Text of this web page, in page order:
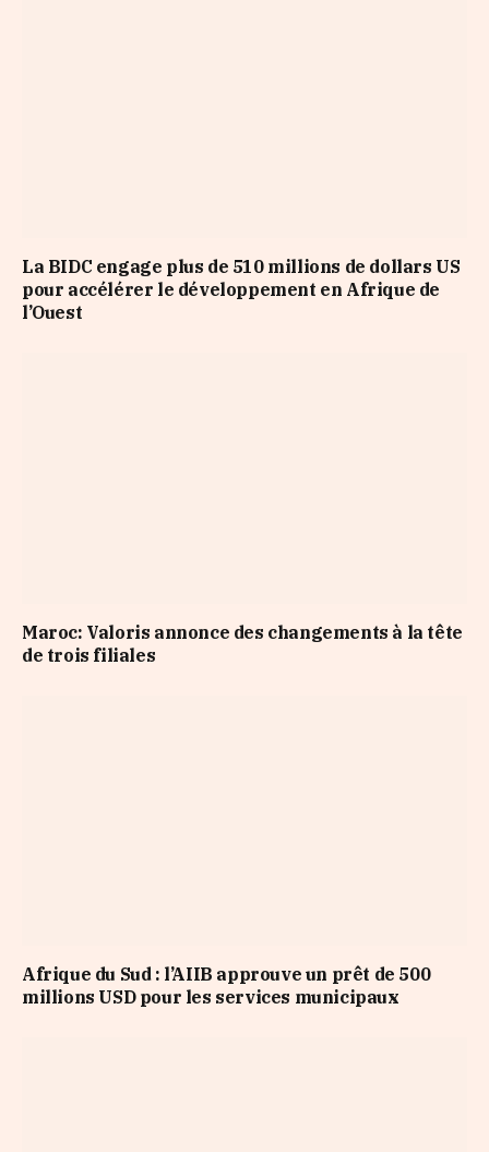
La BIDC engage plus de 510 millions de dollars US
pour accélérer le développement en Afrique de
l’Ouest
Maroc: Valoris annonce des changements à la tête
de trois filiales
Afrique du Sud : l’AIIB approuve un prêt de 500
millions USD pour les services municipaux